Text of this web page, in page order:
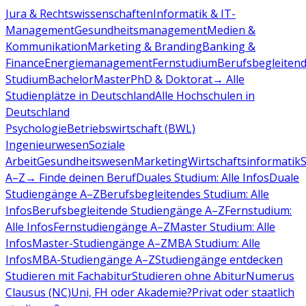
Jura & RechtswissenschaftenInformatik & IT-
ManagementGesundheitsmanagementMedien &
KommunikationMarketing & BrandingBanking &
FinanceEnergiemanagementFernstudiumBerufsbegleitend
StudiumBachelorMasterPhD & Doktorat→ Alle
Studienplätze in DeutschlandAlle Hochschulen in
Deutschland
PsychologieBetriebswirtschaft (BWL)
IngenieurwesenSoziale
ArbeitGesundheitswesenMarketingWirtschaftsinformatik
A–Z→ Finde deinen BerufDuales Studium: Alle InfosDuale
Studiengänge A–ZBerufsbegleitendes Studium: Alle
InfosBerufsbegleitende Studiengänge A–ZFernstudium:
Alle InfosFernstudiengänge A–ZMaster Studium: Alle
InfosMaster-Studiengänge A–ZMBA Studium: Alle
InfosMBA-Studiengänge A–ZStudiengänge entdecken
Studieren mit FachabiturStudieren ohne AbiturNumerus
Clausus (NC)Uni, FH oder Akademie?Privat oder staatlich